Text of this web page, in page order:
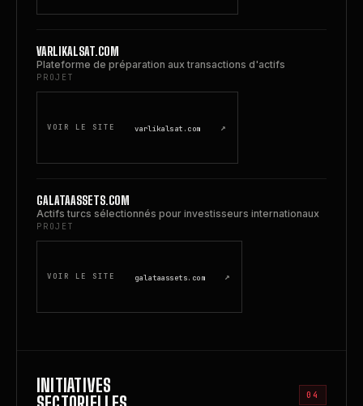
VARLIKALSAT.COM
Plateforme de préparation aux transactions d'actifs
PROJET
VOIR LE SITE varlikalsat.com ↗
GALATAASSETS.COM
Actifs turcs sélectionnés pour investisseurs internationaux
PROJET
VOIR LE SITE galataassets.com ↗
INITIATIVES
04